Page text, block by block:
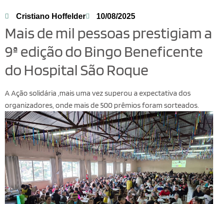
Cristiano Hoffelder 10/08/2025
Mais de mil pessoas prestigiam a
9ª edição do Bingo Beneficente
do Hospital São Roque
A Ação solidária ,mais uma vez superou a expectativa dos
organizadores, onde mais de 500 prêmios foram sorteados.